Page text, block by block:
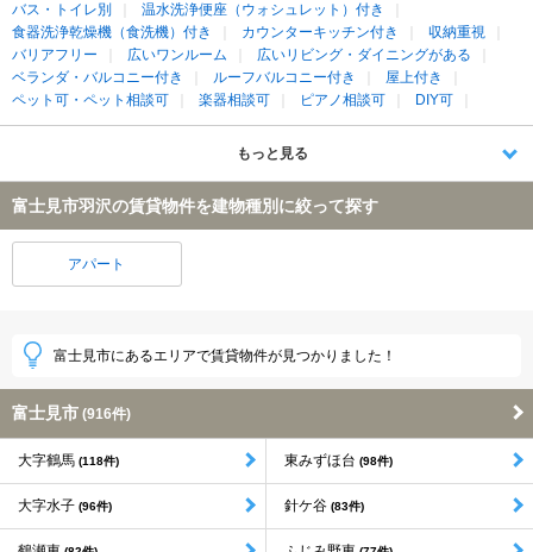
バス・トイレ別
温水洗浄便座（ウォシュレット）付き
食器洗浄乾燥機（食洗機）付き
カウンターキッチン付き
収納重視
バリアフリー
広いワンルーム
広いリビング・ダイニングがある
ベランダ・バルコニー付き
ルーフバルコニー付き
屋上付き
ペット可・ペット相談可
楽器相談可 ピアノ相談可 DIY可
もっと見る
富士見市羽沢の賃貸物件を建物種別に絞って探す
アパート
富士見市にあるエリアで賃貸物件が見つかりました！
富士見市 (916件)
大字鶴馬 (118件) 東みずほ台 (98件)
大字水子 (96件) 針ケ谷 (83件)